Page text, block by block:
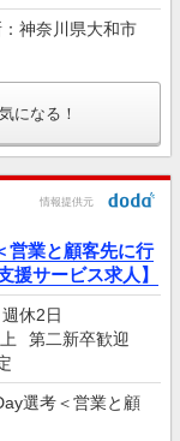
神奈川県大和市
気になる！
情報提供元
営業と顧客先に行
援サービス求人】
週休2日
第二新卒歓迎
選考＜営業と顧